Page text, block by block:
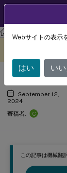
Profile
この記事は機械翻
サードパ
September 12,
2024
寄稿者:
C
Webサイトの表示
はい いい